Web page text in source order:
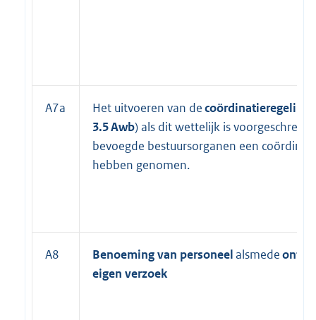
A7a Het uitvoeren van decoördinatieregeling
3.5Awb) als dit wettelijk is
bevoegde bestuursorganen een
hebben genomen.
A8 Benoeming van personeelalsmede
eigen verzoek